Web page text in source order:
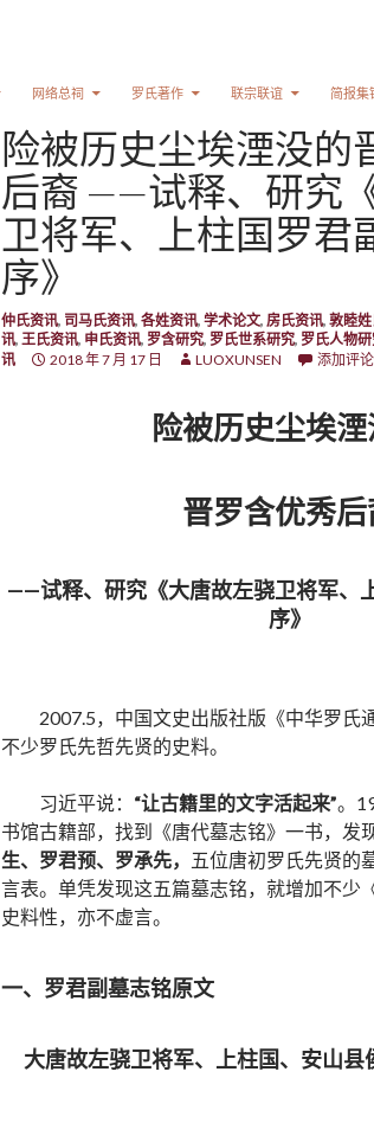
网络总祠 罗氏著作 联宗联谊 简报集
险被历史尘埃湮没的
后裔 ——试释、研究
卫将军、上柱国罗君
序》
仲氏资讯, 司马氏资讯, 各姓资讯, 学术论文, 房氏资讯, 敦睦
讯, 王氏资讯, 申氏资讯, 罗含研究, 罗氏世系研究, 罗氏人物
讯
2018 年 7 月 17 日 LUOXUNSEN 添加评论
险被历史尘埃
晋罗含优秀
——试释、研究《大唐故左骁卫将军、
序》
2007.5，中国文史出版社版《中华罗氏
不少罗氏先哲先贤的史料。
习近平说： “让古籍里的文字活起来”。
书馆古籍部，找到《唐代墓志铭》一书，发
生、罗君预、罗承先，
五位唐初罗氏先贤的
言表。单凭发现这五篇墓志铭，就增加不少
史料性，亦不虚言。
一、罗君副墓志铭原文
大唐故左骁卫将军、上柱国、安山县